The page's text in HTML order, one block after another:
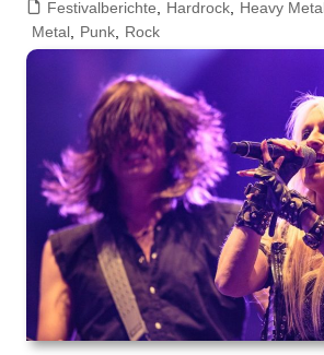
Festivalberichte
Hardrock, Heavy
Metal, Punk, Rock